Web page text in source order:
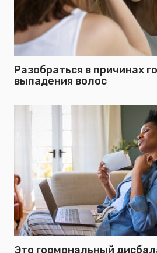
Разобраться в причинах
выпадения волос
Это гормональный